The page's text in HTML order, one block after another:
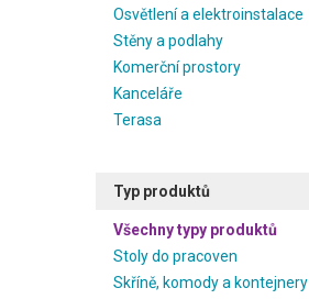
Osvětlení a elektroinstalace
Stěny a podlahy
Komerční prostory
Kanceláře
Terasa
Typ produktů
Všechny typy produktů
Stoly do pracoven
Skříně, komody a kontejnery